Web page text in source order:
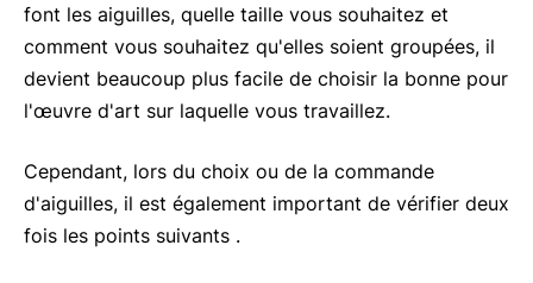
font les aiguilles, quelle taille vous souhaitez et
comment vous souhaitez qu'elles soient groupées, il
devient beaucoup plus facile de choisir la bonne pour
l'œuvre d'art sur laquelle vous travaillez.
Cependant, lors du choix ou de la commande
d'aiguilles, il est également important de vérifier deux
fois les points suivants .